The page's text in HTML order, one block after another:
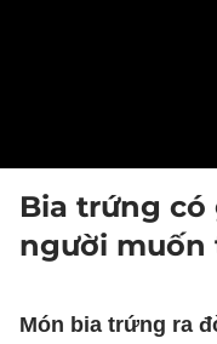
Bia trứng
người muốn
Món bia trứng ra